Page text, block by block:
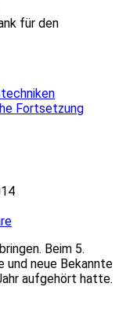
für den
Beim 5.
neue Bekannte
aufgehört hatte.